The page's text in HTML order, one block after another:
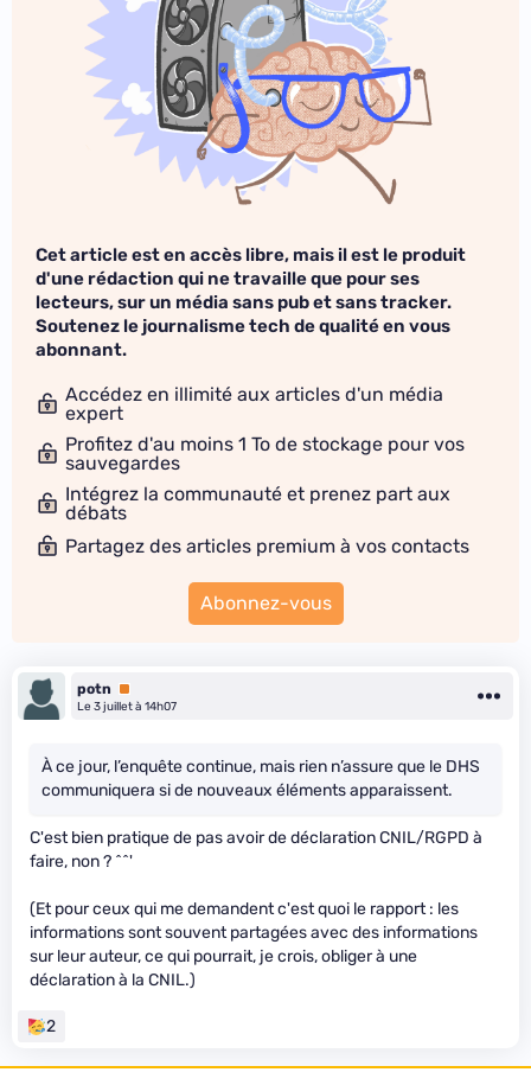
Cet article est en accès libre, mais il est le produit
d'une rédaction qui ne travaille que pour ses
lecteurs, sur un média sans pub et sans tracker.
Soutenez le journalisme tech de qualité en vous
abonnant.
Accédez en illimité aux articles d'un média
expert
Profitez d'au moins 1 To de stockage pour vos
sauvegardes
Intégrez la communauté et prenez part aux
débats
Partagez des articles premium à vos contacts
Abonnez-vous
potn
Premium
Le 3 juillet à 14h07
À ce jour, l’enquête continue, mais rien n’assure que le DHS
communiquera si de nouveaux éléments apparaissent.
C'est bien pratique de pas avoir de déclaration CNIL/RGPD à
faire, non ? ^^'
(Et pour ceux qui me demandent c'est quoi le rapport : les
informations sont souvent partagées avec des informations
sur leur auteur, ce qui pourrait, je crois, obliger à une
déclaration à la CNIL.)
2